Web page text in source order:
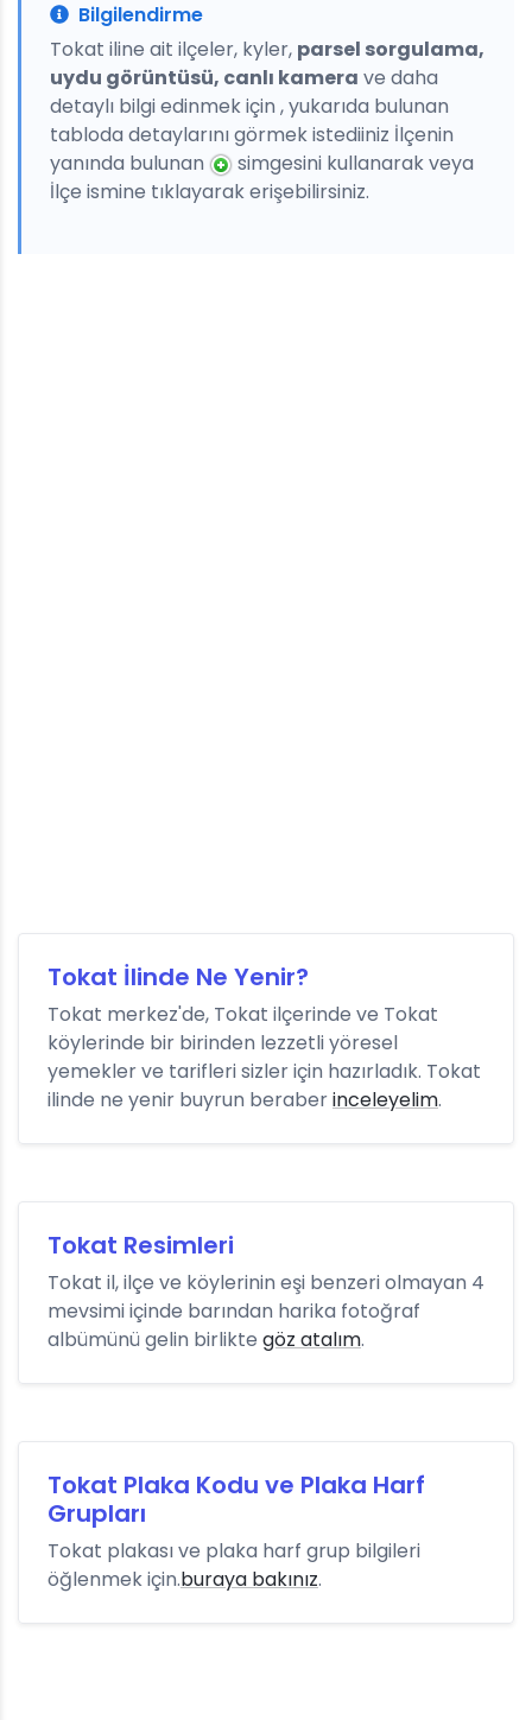
Bilgilendirme
Tokat iline ait ilçeler, kyler, parsel sorgulama,
uydu görüntüsü, canlı kamera ve daha
detaylı bilgi edinmek için , yukarıda bulunan
tabloda detaylarını görmek istediiniz İlçenin
yanında bulunan
simgesini kullanarak veya
İlçe ismine tıklayarak erişebilirsiniz.
Tokat İlinde Ne Yenir?
Tokat merkez'de, Tokat ilçerinde ve Tokat
köylerinde bir birinden lezzetli yöresel
yemekler ve tarifleri sizler için hazırladık. Tokat
ilinde ne yenir buyrun beraberinceleyelim.
Tokat Resimleri
Tokat il, ilçe ve köylerinin eşi benzeri olmayan 4
mevsimi içinde barından harika fotoğraf
albümünü gelin birlikte göz atalım.
Tokat Plaka Kodu ve Plaka Harf
Grupları
Tokat plakası ve plaka harf grup bilgileri
öğlenmek için.buraya bakınız.